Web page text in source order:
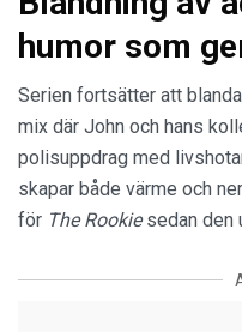
humor som
Serien fortsätter att
mix där John och hans
polisuppdrag med
skapar både värme och
för The Rookiesedan den